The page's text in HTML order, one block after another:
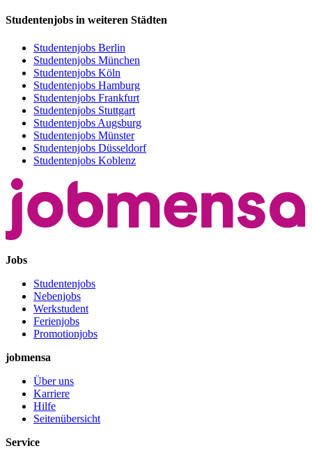
Studentenjobs in weiteren Städten
Studentenjobs Berlin
Studentenjobs München
Studentenjobs Köln
Studentenjobs Hamburg
Studentenjobs Frankfurt
Studentenjobs Stuttgart
Studentenjobs Augsburg
Studentenjobs Münster
Studentenjobs Düsseldorf
Studentenjobs Koblenz
Jobs
Studentenjobs
Nebenjobs
Werkstudent
Ferienjobs
Promotionjobs
jobmensa
Über uns
Karriere
Hilfe
Seitenübersicht
Service